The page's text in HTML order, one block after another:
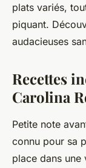
plats variés,
piquant.
audacieuses
Recettes
Carolina
Petite note
connu pour sa
place dans une